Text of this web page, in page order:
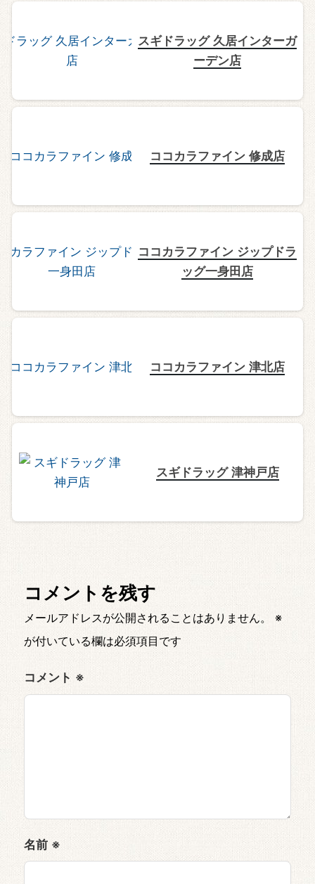
スギドラッグ 久居インターガ
ーデン店
ココカラファイン 修成店
ココカラファイン ジップドラ
ッグ一身田店
ココカラファイン 津北店
スギドラッグ 津神戸店
コメントを残す
メールアドレスが公開されることはありません。
※
が付いている欄は必須項目です
コメント ※
名前 ※